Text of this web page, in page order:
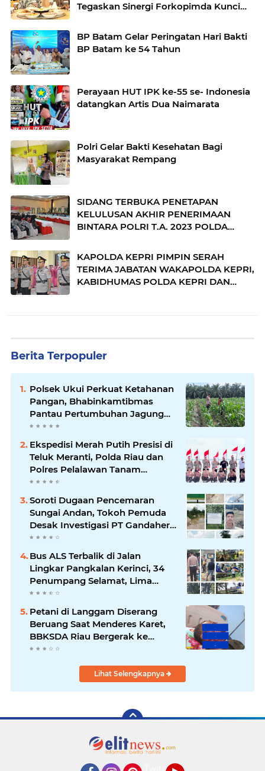
Tegaskan Sinergi Forkopimda Kunci
BP Batam Gelar Peringatan Hari Bakti
BP Batam ke 54 Tahun
Perayaan HUT IPK ke-55 se- Indonesia
datangkan Artis Dua Naimarata
Polri Gelar Bakti Kesehatan Bagi
Masyarakat Rempang
SIDANG TERBUKA PENETAPAN
KELULUSAN AKHIR PENERIMAAN
BINTARA POLRI T.A. 2023 POLDA
KAPOLDA KEPRI PIMPIN SERAH
TERIMA JABATAN WAKAPOLDA KEPRI,
KABIDHUMAS POLDA KEPRI DAN
Berita Terpopuler
Polsek Ukui Perkuat Ketahanan
Pangan, Bhabinkamtibmas
Pantau Pertumbuhan Jagung
Petani di Desa Air Hitam
Ekspedisi Merah Putih Presisi di
Teluk Meranti, Polda Riau dan
Polres Pelalawan Tanam
Mangrove Demi Negeri
Soroti Dugaan Pencemaran
Sungai Andan, Tokoh Pemuda
Desak Investigasi PT Gandahera
Hendana
Bus ALS Terbalik di Jalan
Lingkar Pangkalan Kerinci, 34
Penumpang Selamat, Lima
Alami Luka Ringan
Petani di Langgam Diserang
Beruang Saat Menderes Karet,
BBKSDA Riau Bergerak ke
Lokasi
Lihat Selengkapnya
Twitter